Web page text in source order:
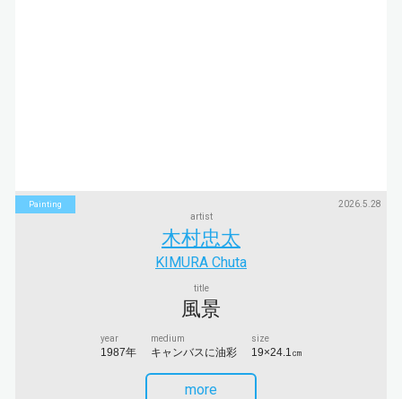
Painting
2026.5.28
artist
木村忠太
KIMURA Chuta
title
風景
year
1987年
medium
キャンバスに油彩
size
19×24.1㎝
more